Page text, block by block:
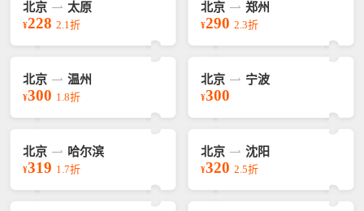
北京 太原
¥228 2.1折
北京 郑州
¥290 2.3折
北京 温州
¥300 1.8折
北京 宁波
¥300
北京 哈尔滨
¥319 1.7折
北京 沈阳
¥320 2.5折